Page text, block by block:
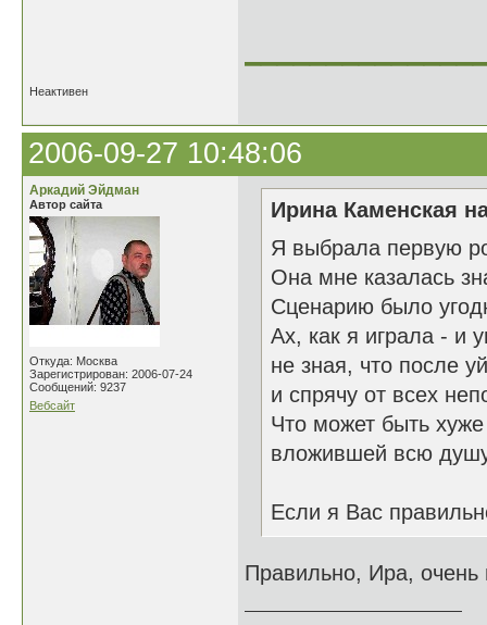
Неактивен
2006-09-27 10:48:06
Аркадий Эйдман
Автор сайта
Откуда: Москва
Зарегистрирован: 2006-07-24
Сообщений: 9237
Вебсайт
Ирина Каменская
Я выбрала первую
Она мне казалась
Сценарию было
Ах, как я играла - и
не зная, что после
и спрячу от всех
Что может быть
вложившей всю
Если я Вас
Правильно, Ира, очень